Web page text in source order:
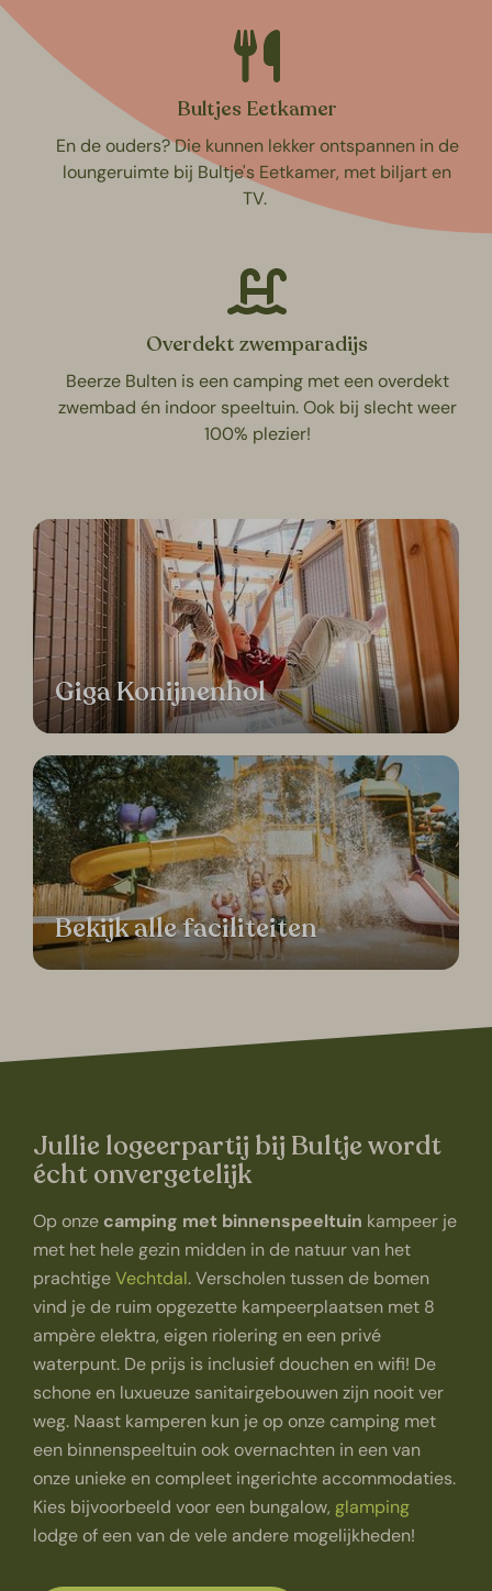
Bultjes Eetkamer
En de ouders? Die kunnen lekker ontspannen in de
loungeruimte bij Bultje's Eetkamer, met biljart en
TV.
Overdekt zwemparadijs
Beerze Bulten is een camping met een overdekt
zwembad én indoor speeltuin. Ook bij slecht weer
100% plezier!
Giga Konijnenhol
Bekijk alle faciliteiten
Jullie logeerpartij bij Bultje wordt
écht onvergetelijk
Op onze camping met binnenspeeltuin kampeer je
met het hele gezin midden in de natuur van het
prachtigeVechtdal. Verscholen tussen de bomen
vind je de ruim opgezette kampeerplaatsen met 8
ampère elektra, eigen riolering en een privé
waterpunt. De prijs is inclusief douchen en wifi! De
schone en luxueuze sanitairgebouwen zijn nooit ver
weg. Naast kamperen kun je op onze camping met
een binnenspeeltuin ook overnachten in een van
onze unieke en compleet ingerichte accommodaties.
Kies bijvoorbeeld voor een bungalow, glamping
lodge of een van de vele andere mogelijkheden!